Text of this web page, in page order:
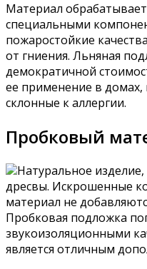
Материал
специальными
пожаростойкие
от гниения. Льняная
демократичной
ее применение в
склонные к аллергии.
Пробковый
Натуральное
дресвы. Искрошенные
материал не
Пробковая подложка
звукоизоляционными
является отличным